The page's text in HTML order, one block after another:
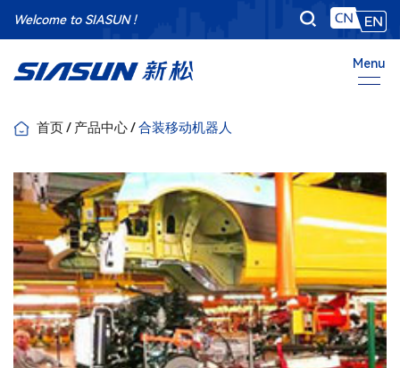
Menu
Welcome to SIASUN !
首页/ 产品中心/合装移动机器人